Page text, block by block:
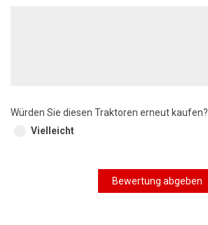
Würden Sie diesen Traktoren erneut kaufen?
Vielleicht
Bewertung abgeben